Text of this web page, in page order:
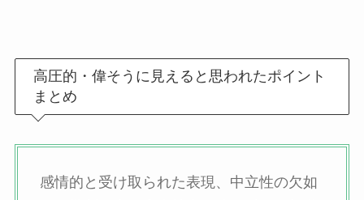
高圧的・偉そうに見えると思われたポイント
まとめ
感情的と受け取られた表現、中立性の欠如